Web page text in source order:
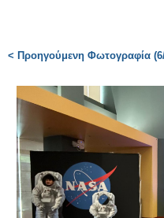
< Προηγούμενη Φωτογραφία